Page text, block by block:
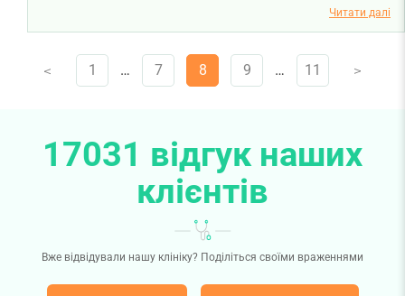
косметолога Семено Софію Олександрівну. Бажаємо вам
міцного здоров'я.
Читати далі
V 1 … 7 8 9 … 11 V
17031 відгук наших
клієнтів
Вже відвідували нашу клініку? Поділіться своїми враженнями